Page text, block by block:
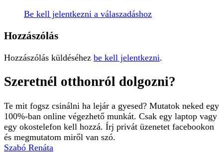
Be kell jelentkezni a válaszadáshoz
Hozzászólás
Hozzászólás küldéséhez be kell jelentkezni.
Szeretnél otthonról dolgozni?
Te mit fogsz csinálni ha lejár a gyesed? Mutatok neked egy
100%-ban online végezhető munkát. Csak egy laptop vagy
egy okostelefon kell hozzá. Írj privát üzenetet facebookon
és megmutatom miről van szó.
Szabó Renáta